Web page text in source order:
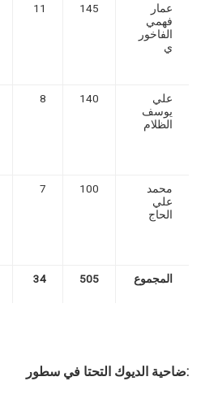
عمار
فهمي
الفاخور
ي
145
11
علي
يوسف
الظلام
140
8
محمد
علي
الحاج
100
7
المجموع 505
34
ضاحية الديوك التحتا في سطور: